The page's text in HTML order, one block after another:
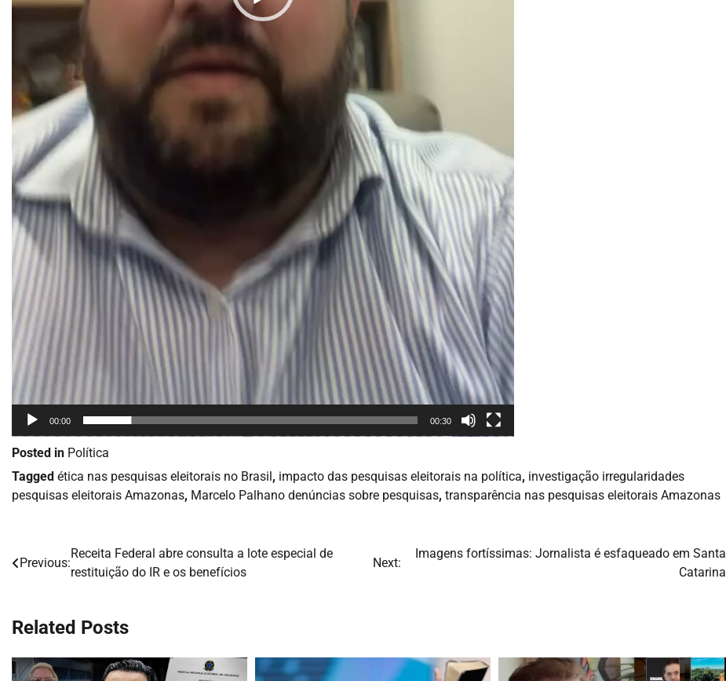
00:00 00:30
Posted in Política
Tagged ética nas pesquisas eleitorais no Brasil , impacto das pesquisas eleitorais na política, investigação irregularidades
pesquisas eleitorais Amazonas, Marcelo Palhano denúncias sobre pesquisas, transparência nas pesquisas eleitorais Amazonas
Navegação
Post
Previous:
Receita Federal abre consulta a lote especial de
restituição do IR e os benefícios
Next:
Imagens fortíssimas: Jornalista é esfaqueado em Santa
Catarina
Related Posts